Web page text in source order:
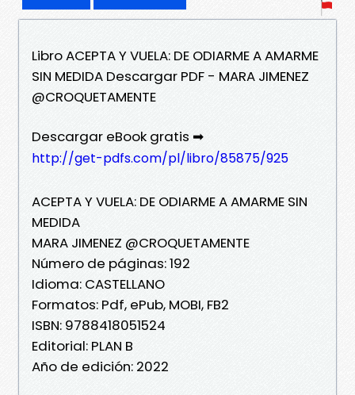
Libro ACEPTA Y VUELA: DE ODIARME A AMARME
SIN MEDIDA Descargar PDF - MARA JIMENEZ
@CROQUETAMENTE
Descargar eBook gratis ➡
http://get-pdfs.com/pl/libro/85875/925
ACEPTA Y VUELA: DE ODIARME A AMARME SIN
MEDIDA
MARA JIMENEZ @CROQUETAMENTE
Número de páginas: 192
Idioma: CASTELLANO
Formatos: Pdf, ePub, MOBI, FB2
ISBN: 9788418051524
Editorial: PLAN B
Año de edición: 2022